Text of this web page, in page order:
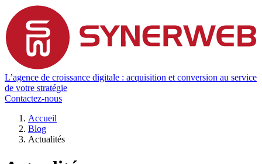
L’agence de croissance digitale : acquisition et conversion au service
de votre stratégie
Contactez-nous
Accueil
Blog
Actualités